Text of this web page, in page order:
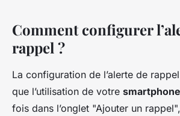
Comment configurer
rappel ?
La configuration de l’alerte de
que l’utilisation de votre
fois dans l’onglet "Ajouter un